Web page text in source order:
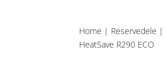
Home | Reservedele |
HeatSave R290 ECO